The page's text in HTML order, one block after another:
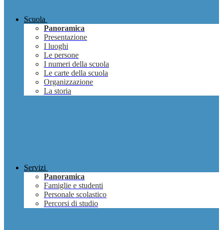
Scuola
Panoramica
Presentazione
I luoghi
Le persone
I numeri della scuola
Le carte della scuola
Organizzazione
La storia
Servizi
Panoramica
Famiglie e studenti
Personale scolastico
Percorsi di studio